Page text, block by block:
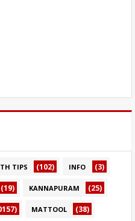
TIPS (102) INFO (3)
(19) KANNAPURAM (25)
MATTOOL (38)